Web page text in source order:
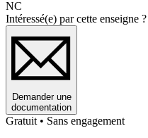
NC
Intéressé(e) par cette enseigne ?
Demander une
documentation
Gratuit • Sans engagement